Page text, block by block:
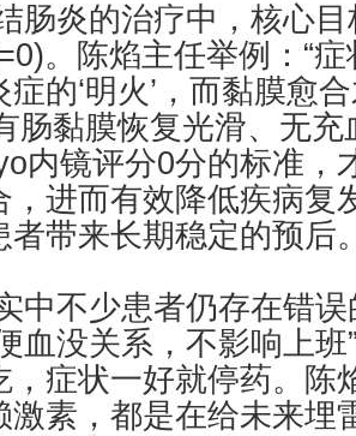
肠炎的治疗中，核心
。陈焰主任举例：“
的‘明火’，而黏膜愈
肠黏膜恢复光滑、无
内镜评分0分的标准，
，进而有效降低疾病复
带来长期稳定的预后
中不少患者仍存在错
血没关系，不影响上
，症状一好就停药。陈
激素，都是在给未来埋